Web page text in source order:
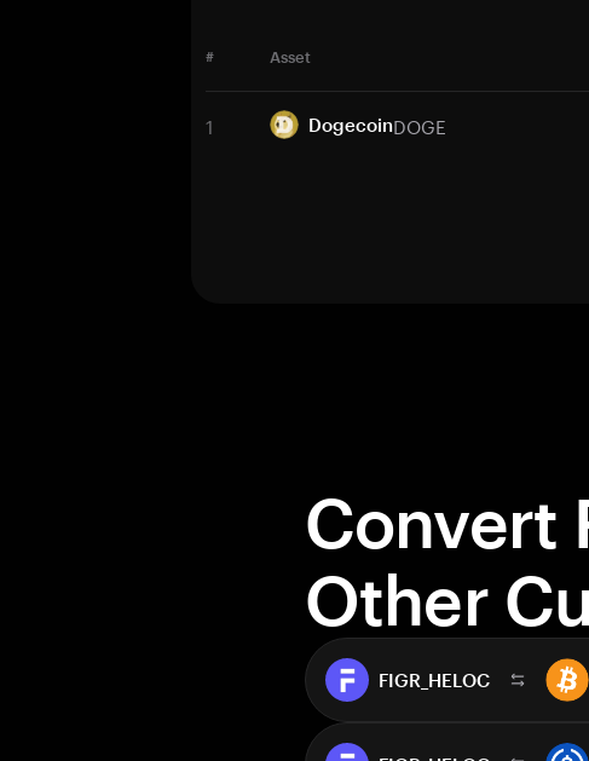
# Asset
1 DogecoinDOGE
Convert
Other
FIGR_HELOC